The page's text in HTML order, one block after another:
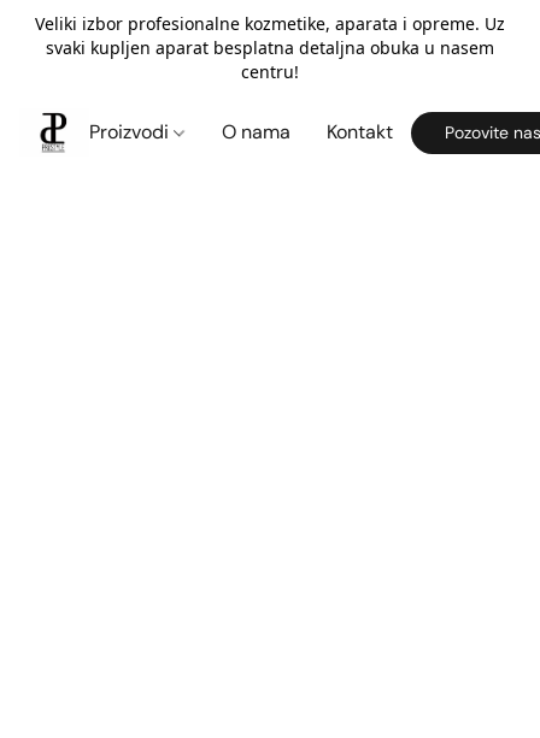
Veliki izbor profesionalne kozmetike, aparata i opreme. Uz
svaki kupljen aparat besplatna detaljna obuka u nasem
centru!
Proizvodi O nama Kontakt Pozovite